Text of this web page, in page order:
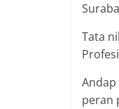
Tata
peran